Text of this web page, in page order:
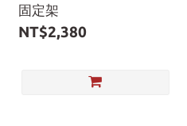
固定架
NT$2,380